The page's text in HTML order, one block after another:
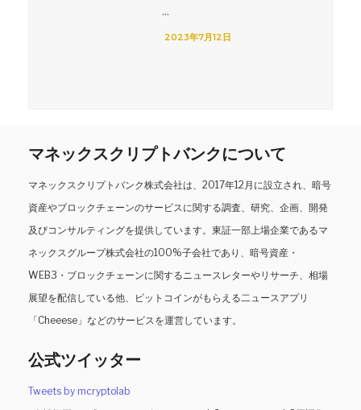
...
2023年7月12日
マネックスクリプトバンクについて
マネックスクリプトバンク株式会社は、2017年12月に設立され、暗号
資産やブロックチェーンのサービスに関する調査、研究、企画、開発
及びコンサルティングを提供しています。東証一部上場企業であるマ
ネックスグループ株式会社の100%子会社であり、暗号資産・
WEB3・ブロックチェーンに関するニュースレターやリサーチ、相場
展望を配信している他、ビットコインがもらえる二ュースアプリ
「Cheeese」などのサービスを運営しています。
公式ツイッター
Tweets by mcryptolab